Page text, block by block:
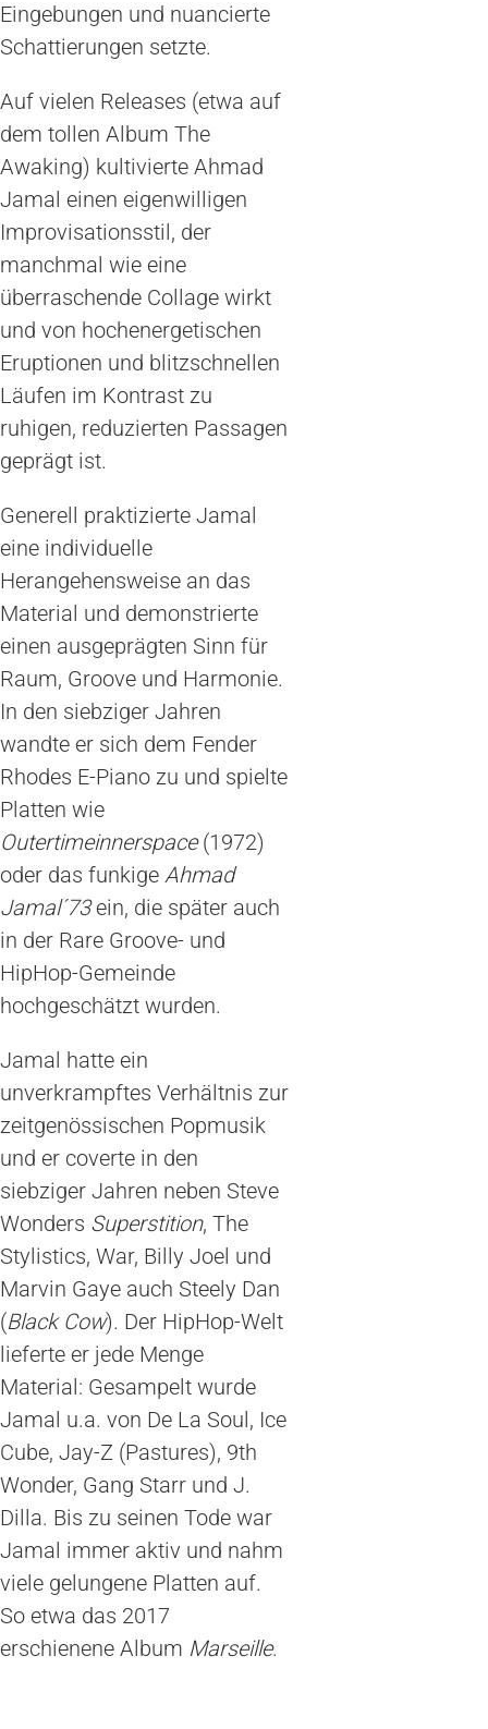
Eingebungen und nuancierte
Schattierungen setzte.
Auf vielen Releases (etwa auf
dem tollen Album The
Awaking) kultivierte Ahmad
Jamal einen eigenwilligen
Improvisationsstil, der
manchmal wie eine
überraschende Collage wirkt
und von hochenergetischen
Eruptionen und blitzschnellen
Läufen im Kontrast zu
ruhigen, reduzierten Passagen
geprägt ist.
Generell praktizierte Jamal
eine individuelle
Herangehensweise an das
Material und demonstrierte
einen ausgeprägten Sinn für
Raum, Groove und Harmonie.
In den siebziger Jahren
wandte er sich dem Fender
Rhodes E-Piano zu und spielte
Platten wie
Outertimeinnerspace(1972)
oder das funkige Ahmad
Jamal´73ein, die später auch
in der Rare Groove- und
HipHop-Gemeinde
hochgeschätzt wurden.
Jamal hatte ein
unverkrampftes Verhältnis zur
zeitgenössischen Popmusik
und er coverte in den
siebziger Jahren neben Steve
Wonders Superstition, The
Stylistics, War, Billy Joel und
Marvin Gaye auch Steely Dan
(Black Cow). Der HipHop-Welt
lieferte er jede Menge
Material: Gesampelt wurde
Jamal u.a. von De La Soul, Ice
Cube, Jay-Z (Pastures), 9th
Wonder, Gang Starr und J.
Dilla. Bis zu seinen Tode war
Jamal immer aktiv und nahm
viele gelungene Platten auf.
So etwa das 2017
erschienene Album Marseille.